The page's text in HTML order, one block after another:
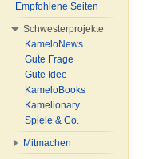
Empfohlene Seiten
Schwesterprojekte
KameloNews
Gute Frage
Gute Idee
KameloBooks
Kamelionary
Spiele & Co.
Mitmachen